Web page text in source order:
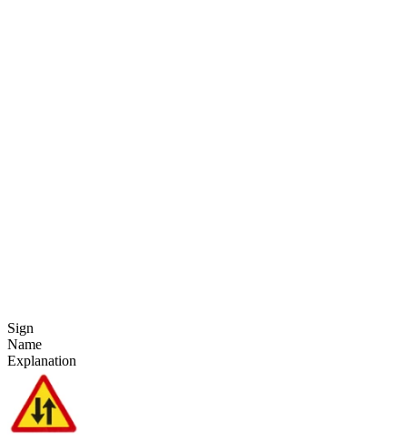
Sign
Name
Explanation